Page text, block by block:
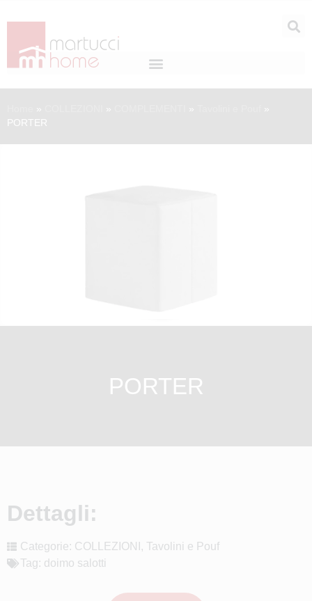
» » »
»
PORTER
PORTER
Dettagli:
Categorie: COLLEZIONI , Tavolini e Pouf
Tag: doimo salotti